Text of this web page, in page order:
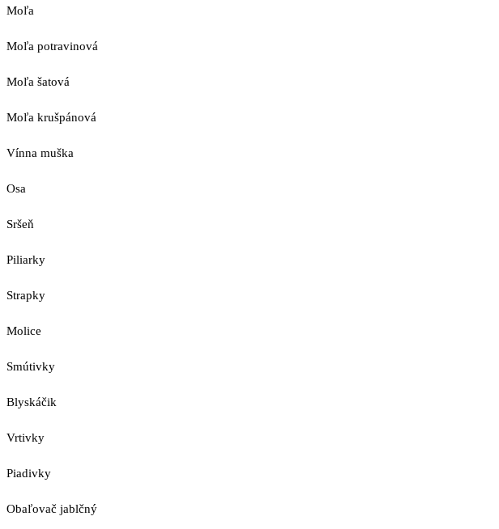
Moľa
Moľa potravinová
Moľa šatová
Moľa krušpánová
Vínna muška
Osa
Sršeň
Piliarky
Strapky
Molice
Smútivky
Blyskáčik
Vrtivky
Piadivky
Obaľovač jablčný